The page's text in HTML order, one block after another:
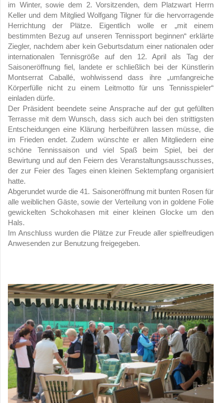
im Winter, sowie dem 2. Vorsitzenden, dem Platzwart Herrn
Keller und dem Mitglied Wolfgang Tilgner für die hervorragende
Herrichtung der Plätze. Eigentlich wolle er „mit einem
bestimmten Bezug auf unseren Tennissport beginnen“ erklärte
Ziegler, nachdem aber kein Geburtsdatum einer nationalen oder
internationalen Tennisgröße auf den 12. April als Tag der
Saisoneröffnung fiel, landete er schließlich bei der Künstlerin
Montserrat Caballé, wohlwissend dass ihre „umfangreiche
Körperfülle nicht zu einem Leitmotto für uns Tennisspieler“
einladen dürfe.
Der Präsident beendete seine Ansprache auf der gut gefüllten
Terrasse mit dem Wunsch, dass sich auch bei den strittigsten
Entscheidungen eine Klärung herbeiführen lassen müsse, die
im Frieden endet. Zudem wünschte er allen Mitgliedern eine
schöne Tennissaison und viel Spaß beim Spiel, bei der
Bewirtung und auf den Feiern des Veranstaltungsausschusses,
der zur Feier des Tages einen kleinen Sektempfang organisiert
hatte.
Abgerundet wurde die 41. Saisoneröffnung mit bunten Rosen für
alle weiblichen Gäste, sowie der Verteilung von in goldene Folie
gewickelten Schokohasen mit einer kleinen Glocke um den
Hals.
Im Anschluss wurden die Plätze zur Freude aller spielfreudigen
Anwesenden zur Benutzung freigegeben.